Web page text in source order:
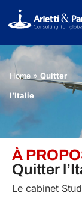
Home » Quitter
l’Italie
À
Quitter
Le cabinet